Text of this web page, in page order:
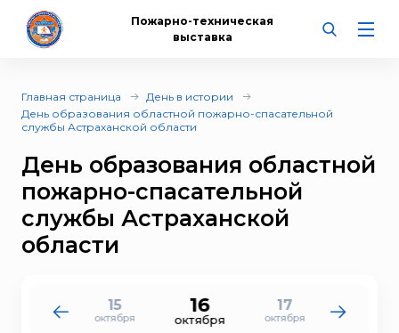
Пожарно-техническая
выставка
Главная страница
День в истории
День образования областной пожарно-спасательной
службы Астраханской области
День образования областной
пожарно-спасательной
службы Астраханской
области
15
октября
16
октября
17
октября